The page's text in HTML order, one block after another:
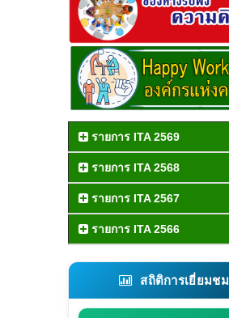
รายการ ITA 2569
รายการ ITA 2568
รายการ ITA 2567
รายการ ITA 2566
สถิติการเยี่ยมชม